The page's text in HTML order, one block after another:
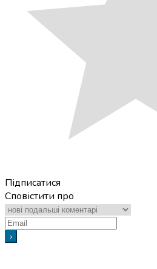
Підписатися
Сповістити про